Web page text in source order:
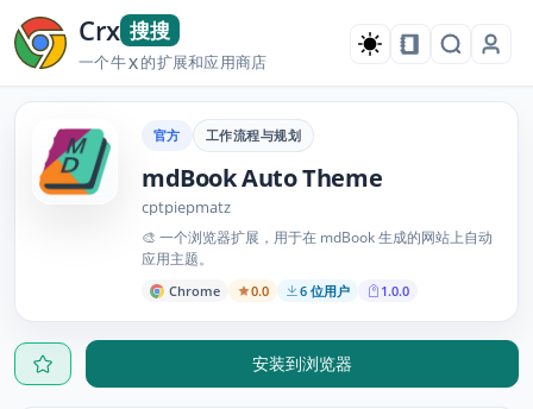
Crx 搜搜
一个牛X的扩展和应用商店
官方 工作流程与规划
mdBook Auto Theme
cptpiepmatz
🎨 一个浏览器扩展，用于在 mdBook 生成的网站上自动
应用主题。
Chrome 0.0 6 位用户 1.0.0
安装到浏览器